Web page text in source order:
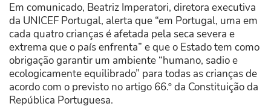
Em comunicado, Beatriz Imperatori, diretora executiva
da UNICEF Portugal, alerta que “em Portugal, uma em
cada quatro crianças é afetada pela seca severa e
extrema que o país enfrenta” e que o Estado tem como
obrigação garantir um ambiente “humano, sadio e
ecologicamente equilibrado” para todas as crianças de
acordo com o previsto no artigo 66.º da Constituição da
República Portuguesa.